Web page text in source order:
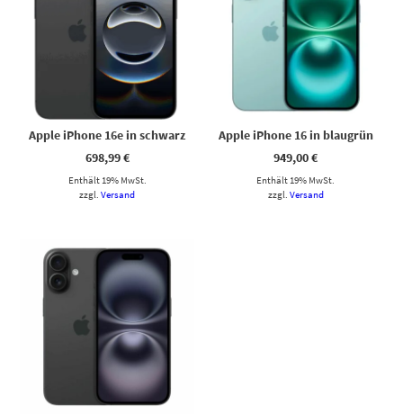
Apple iPhone 16e in schwarz
698,99€
Enthält 19% MwSt.
zzgl.Versand
Apple iPhone 16 in blaugrün
949,00€
Enthält 19% MwSt.
zzgl. Versand